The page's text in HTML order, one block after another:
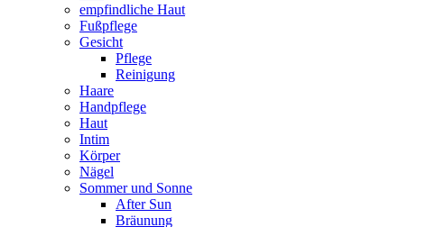
empfindliche Haut
Fußpflege
Gesicht
Pflege
Reinigung
Haare
Handpflege
Haut
Intim
Körper
Nägel
Sommer und Sonne
After Sun
Bräunung